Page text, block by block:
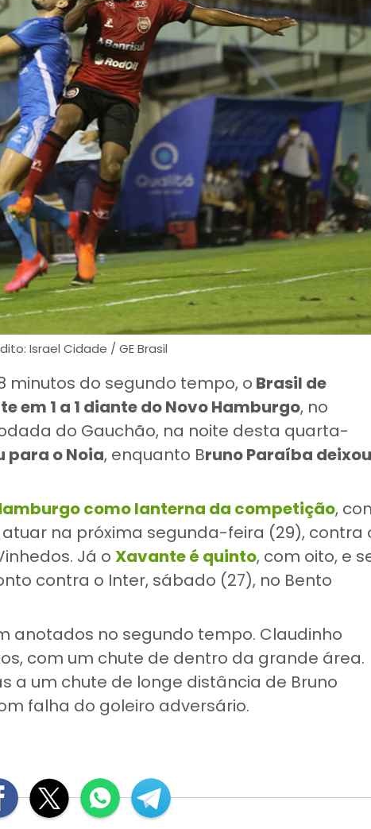
Israel Cidade / GE Brasil
minutos do segundo tempo, o Brasil de
em 1 a 1 diante do Novo Hamburgo, no
do Gauchão, na noite desta quarta-
para o Noia, enquanto Bruno Paraíba deixou
como lanterna da competição,
na próxima segunda-feira (29), contra
Já o Xavante é quinto, com oito, e
contra o Inter, sábado (27), no Bento
anotados no segundo tempo. Claudinho
com um chute de dentro da grande área.
a um chute de longe distância de Bruno
falha do goleiro adversário.